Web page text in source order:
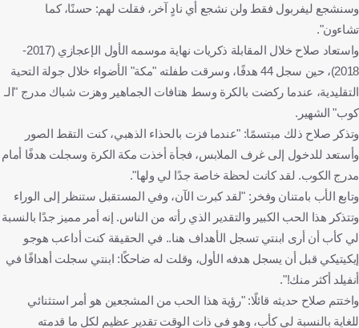
وسنشجع ليفربول فقط ولن نشجع أي نادٍ آخر، فقلت لهم: حسنًا، كما
تشاءون".
واستعاد صلاح خلال المقابلة ذكريات نهاية موسمه الأول الإعجازي (2017-
2018)، حين سجل 44 هدفًا، وسرقت طفلته "مكة" الأضواء خلال جولة التحية
التقليدية، عندما ركضت بالكرة وسط هتافات الجماهير وهزت شباك مدرج "الـ
كوب" الشهير.
وتذكر صلاح ذلك مبتسمًا: "عندما فزت بالحذاء الذهبي، كنت التقط الصور
وأستعد للدخول إلى غرف الملابس، فجأة أخذت مكة الكرة وسجلت هدفًا أمام
مدرج الكوب. لقد كانت لحظة خاصة جدًا لي ولها".
وتابع الأب بامتنان وفخر: "لقد كبرت الآن، وفي المستقبل ستنظر إلى الوراء
وتتذكر هذا الحب الكبير والتقدير الذي رأته من الناس. إنه أمر مميز جدًا بالنسبة
لي كأب أن أرى ابنتي تسجل الأهداف هنا.. في الحقيقة كنت أداعب هوجو
إيكيتيكي قبل أن يسجل هدفه الأول، وقلت له ضاحكًا: ابنتي سجلت أهدافًا في
أنفيلد أكثر منك!".
واختتم صلاح حديثه قائلًا: "رؤية هذا الحب من المشجعين هو أمر استثنائي
للغاية بالنسبة لي كأب، وهو في ذات الوقت تقدير عظيم لكل ما قدمته